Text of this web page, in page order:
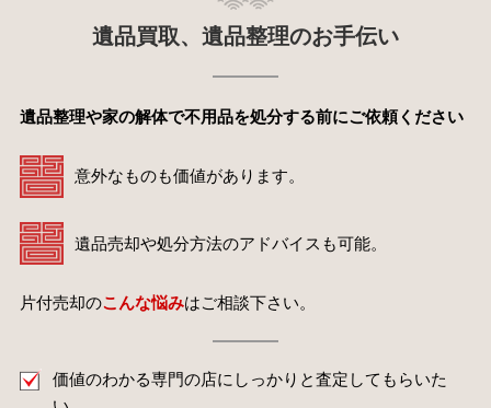
遺品買取、遺品整理のお手伝い
遺品整理や家の解体で不用品を処分する前にご依頼ください
意外なものも価値があります。
遺品売却や処分方法のアドバイスも可能。
片付売却のこんな悩みはご相談下さい。
価値のわかる専門の店にしっかりと査定してもらいた